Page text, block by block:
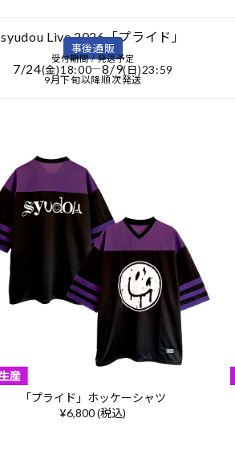
syudou Live 2026「プライド」
事後通販
受付期間 / 発送予定
7/24(金)18:00―8/9(日)23:59
9月下旬以降順次発送
「プライド」ホッケーシャツ
¥6,800 (税込)